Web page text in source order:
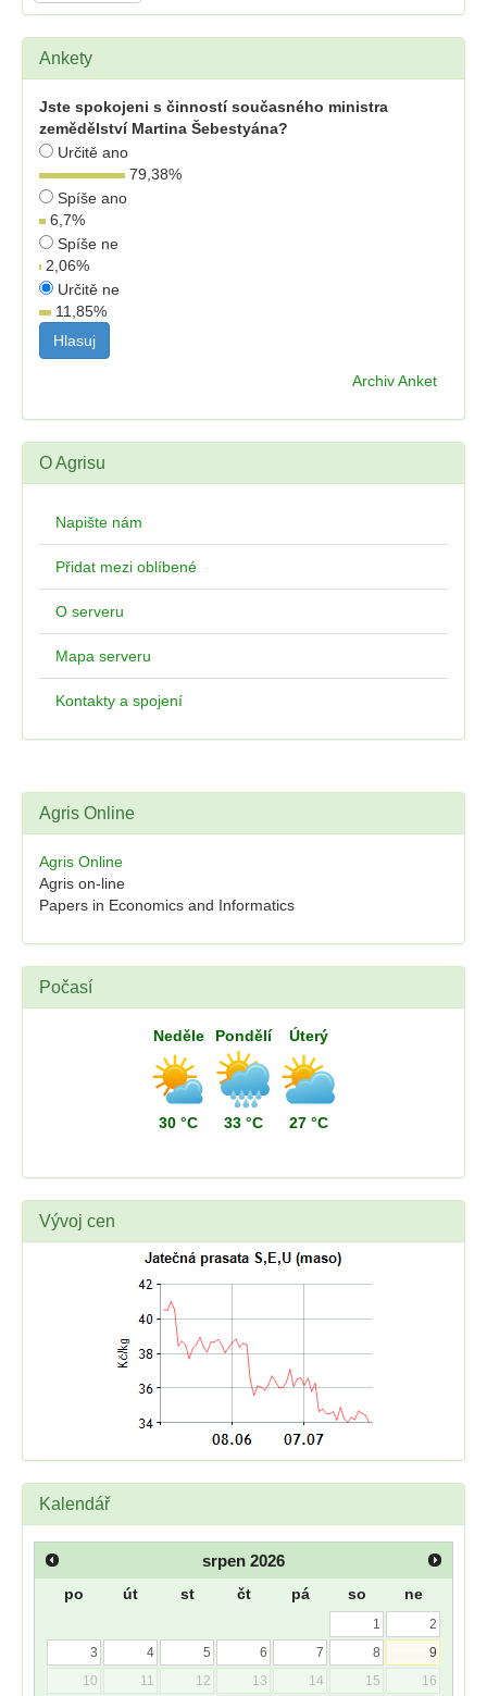
Ankety
Jste spokojeni s činností současného ministra
zemědělství Martina Šebestyána?
Určitě ano
79,38%
Spíše ano
6,7%
Spíše ne
2,06%
Určitě ne
11,85%
Archiv Anket
O Agrisu
Napište nám
Přidat mezi oblíbené
O serveru
Mapa serveru
Kontakty a spojení
Agris Online
Agris Online
Agris on-line
Papers in Economics and Informatics
Počasí
Neděle
30 °C
Pondělí
33 °C
Úterý
27 °C
Vývoj cen
Kalendář
srpen 2026
po út st čt pá so ne
1
2
3
4 5 6 7 8
9
10
11 12 13 14 15
16